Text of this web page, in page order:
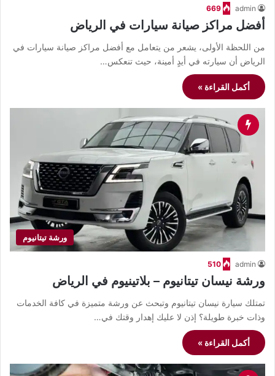
admin
669
أفضل مراكز صيانة سيارات في الرياض
من اللحظة الأولى، يشعر من يتعامل مع أفضل مراكز صيانة سيارات في
الرياض أن سيارته في أيدٍ أمينة، حيث تنعكس…
أكمل القراءة »
ورشة تيتانيوم
admin
510
ورشة نيسان تيتانيوم – بلاتينيوم في الرياض
تمتلك سيارة نيسان تيتانيوم وتبحث عن ورشة متميزة في كافة الخدمات
وذات خبرة طويلة؟ إذن لا عليك إهدار وقتك في…
أكمل القراءة »